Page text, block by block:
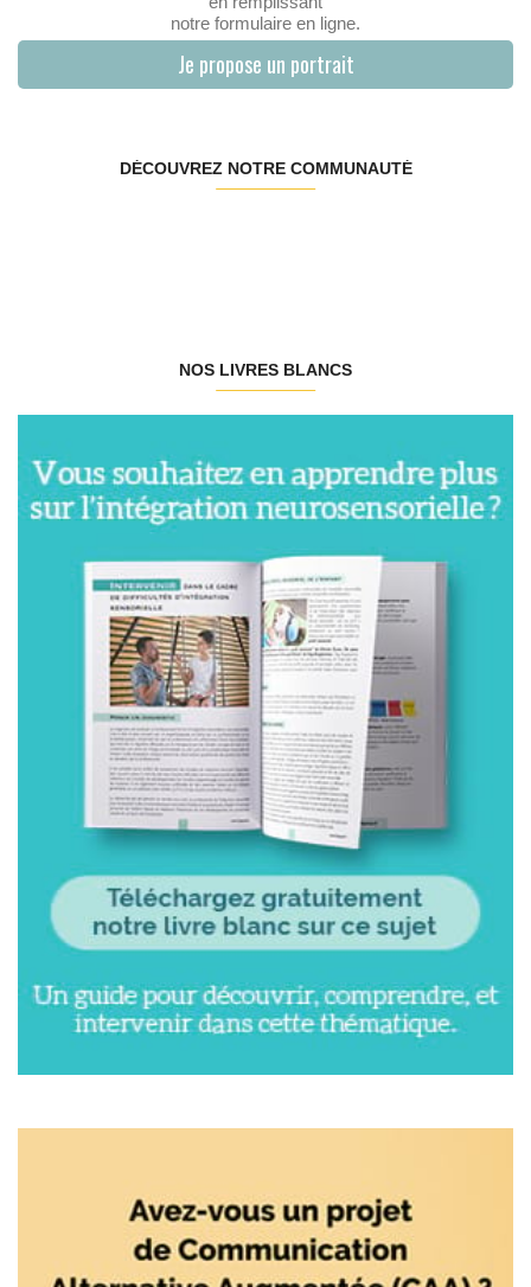
notre formulaire en ligne.
Je propose un portrait
DÉCOUVREZ NOTRE COMMUNAUTÉ
NOS LIVRES BLANCS